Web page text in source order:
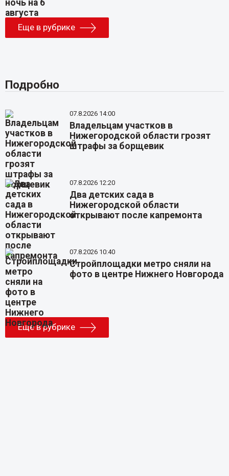
Еще в рубрике
Подробно
07.8.2026 14:00
Владельцам участков в
Нижегородской области грозят
штрафы за борщевик
07.8.2026 12:20
Два детских сада в
Нижегородской области
открывают после капремонта
07.8.2026 10:40
Стройплощадки метро сняли на
фото в центре Нижнего Новгорода
Еще в рубрике